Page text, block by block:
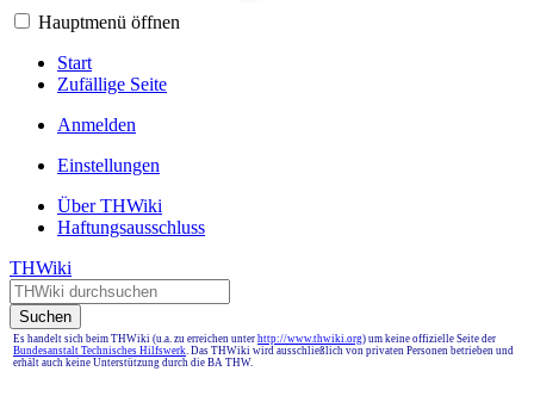
Hauptmenü öffnen
Start
Zufällige Seite
Anmelden
Einstellungen
Über THWiki
Haftungsausschluss
THWiki
Suchen
Es handelt sich beim THWiki (u.a. zu erreichen unter http://www.thwiki.org) um keine offizielle Seite der
Bundesanstalt Technisches Hilfswerk. Das THWiki wird ausschließlich von privaten Personen betrieben und
erhält auch keine Unterstützung durch die BA THW.